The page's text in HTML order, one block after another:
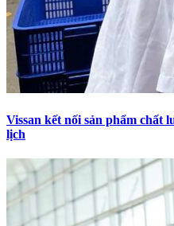
Vissan kết nối sản phẩm chất
lịch